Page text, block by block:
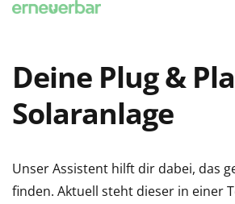
Deine Plug &
Solaranlage
Unser Assistent hilft dir dabei, das
finden. Aktuell steht dieser in einer